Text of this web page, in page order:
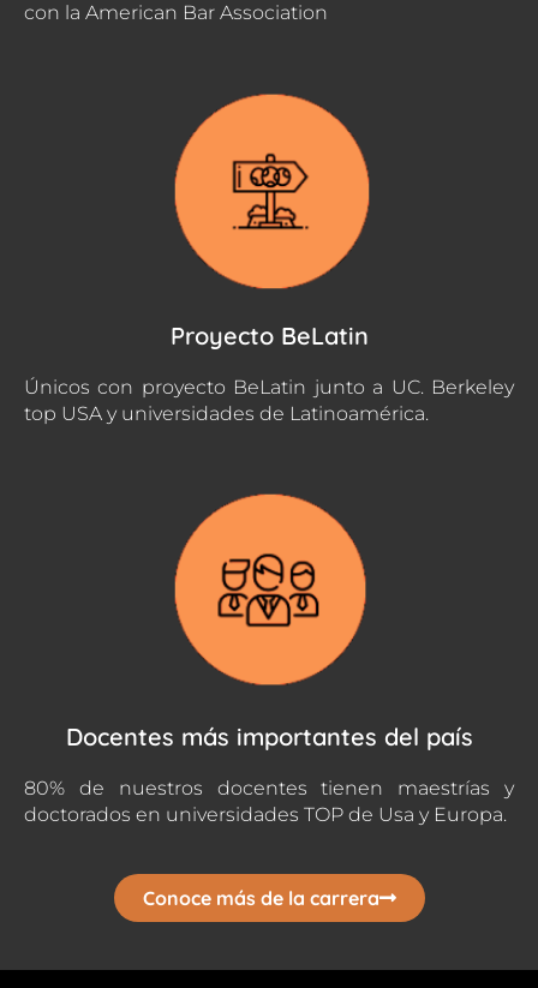
con la American Bar Association
Proyecto BeLatin
Únicos con proyecto BeLatin junto a UC. Berkeley
top USA y universidades de Latinoamérica.
Docentes más importantes del país
80% de nuestros docentes tienen maestrías y
doctorados en universidades TOP de Usa y Europa.
Conoce más de la carrera